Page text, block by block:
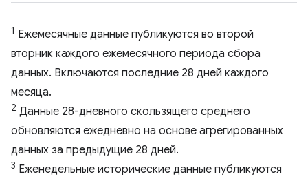
1 Ежемесячные данные публикуются во второй
вторник каждого ежемесячного периода сбора
данных. Включаются последние 28 дней каждого
месяца.
2 Данные 28-дневного скользящего среднего
обновляются ежедневно на основе агрегированных
данных за предыдущие 28 дней.
3 Еженедельные исторические данные публикуются